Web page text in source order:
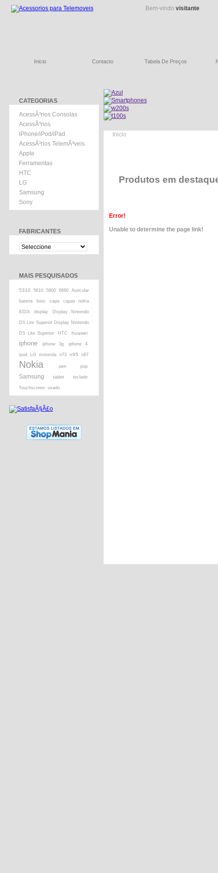
Bem-vindo visitante
Inicio Contacto Tabela De Preços
CATEGORIAS
AcessÃ³rios Consolas
AcessÃ³rios
iPhone/iPod/iPad
AcessÃ³rios TelemÃ³veis
Apple
Ferramentas
HTC
LG
Samsung
Sony
FABRICANTES
MAIS PESQUISADOS
5310 5610 5800 6680 Auricular
bateria boto capa capas nokia
6310i display Display Nintendo
DS Lite Superior Display Nintendo
DS Lite Superior HTC huawei
iphone iphone 3g iphone 4
ipod LG motorola n73 n95 n97
Nokia pen psp
Samsung tablet teclado
Touchscreen usado
Inicio
Produtos em
Error!
Unable to determine the page link!